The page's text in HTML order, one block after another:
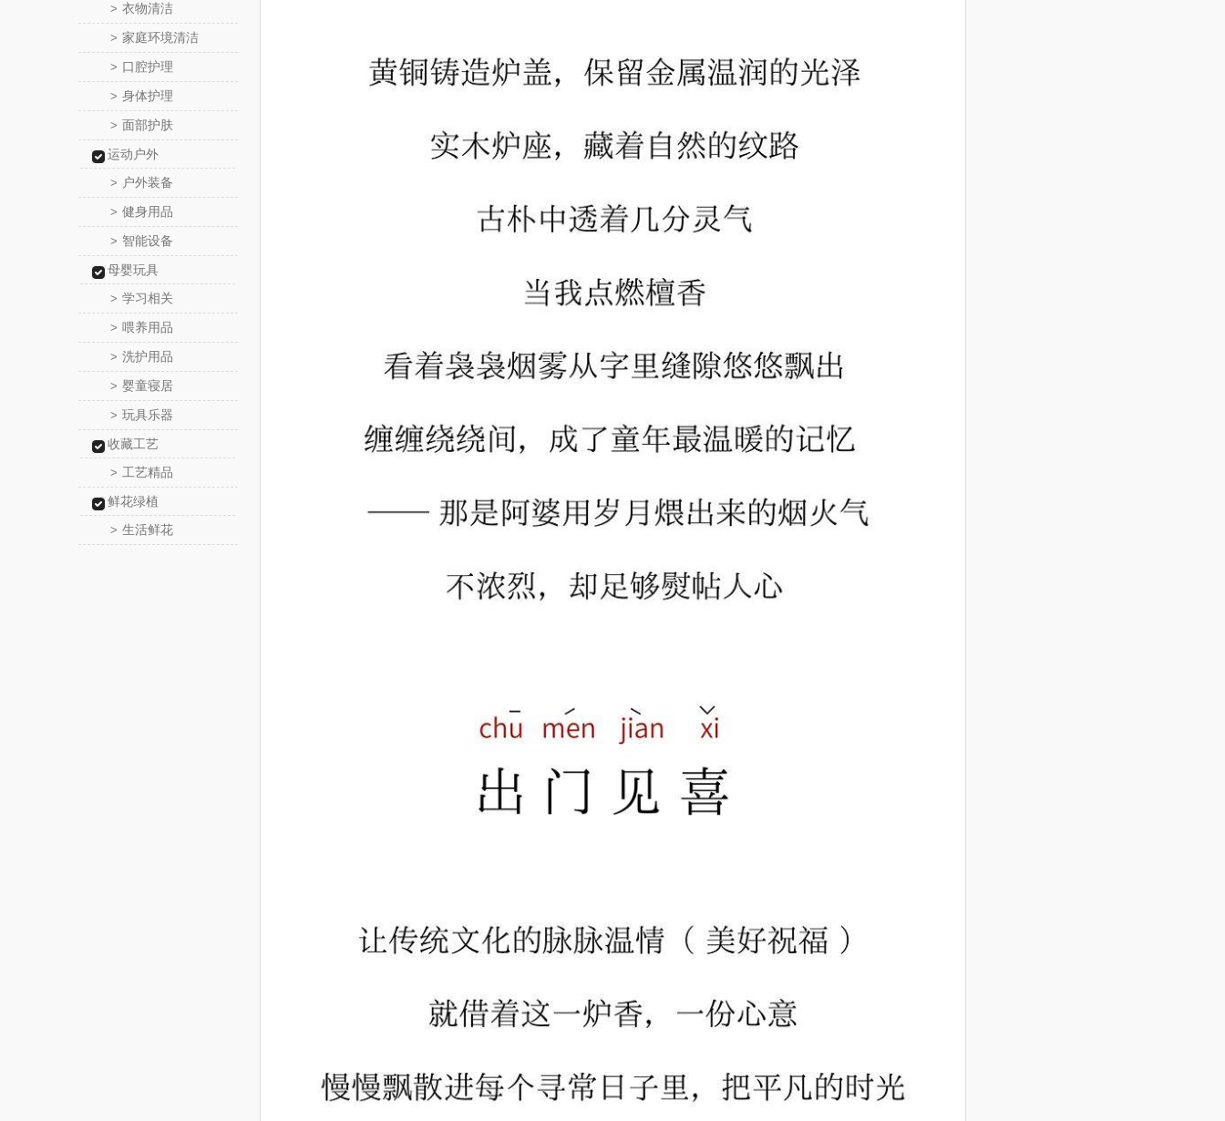
> 衣物清洁
> 家庭环境清洁
> 口腔护理
> 身体护理
> 面部护肤
运动户外
> 户外装备
> 健身用品
> 智能设备
母婴玩具
> 学习相关
> 喂养用品
> 洗护用品
> 婴童寝居
> 玩具乐器
收藏工艺
> 工艺精品
鲜花绿植
> 生活鲜花